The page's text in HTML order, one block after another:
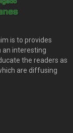
is to provides
an interesting
the readers as
are diffusing